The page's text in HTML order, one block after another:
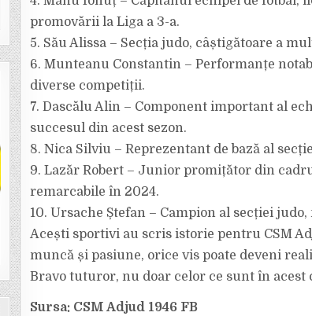
promovării la Liga a 3-a.
5. Său Alissa – Secția judo, câștigătoare a
6. Munteanu Constantin – Performanțe
diverse competiții.
7. Dascălu Alin – Component important al
succesul din acest sezon.
8. Nica Silviu – Reprezentant de bază al
9. Lazăr Robert – Junior promițător din
remarcabile în 2024.
10. Ursache Ștefan – Campion al secției
Acești sportivi au scris istorie pentru CSM
muncă și pasiune, orice vis poate deveni
Bravo tuturor, nu doar celor ce sunt în acest
Sursa: CSM Adjud 1946 FB